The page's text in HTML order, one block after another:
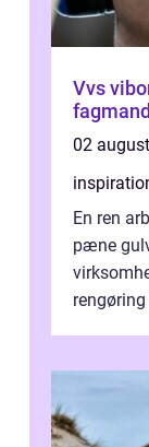
Vvs viborg sådan vælger du
02
En ren
pæne